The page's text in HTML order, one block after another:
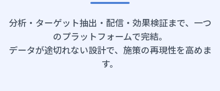
分析・ターゲット抽出・配信・効果検証まで、一つ
のプラットフォームで完結。
データが途切れない設計で、施策の再現性を高めま
す。